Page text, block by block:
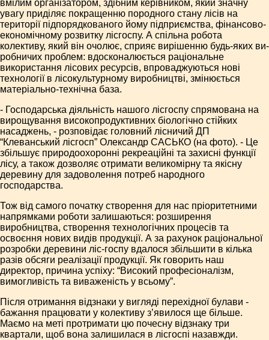
вмілим організатором, здібним керівником, який значну
увагу приділяє покращенню породного стану лісів на
території підпорядкованого йому підприємства, фінансово-
економічному розвитку лісгоспу. А спільна робота
колективу, який він очолює, сприяє вирішенню будь-яких ви-
робничих проблем: вдосконалюється раціональне
використання лісових ресурсів, впроваджуються нові
технології в лісокультурному виробництві, змінюється
матеріально-технічна база.
- Господарська діяльність нашого лісгоспу спрямована на
вирощування високопродуктивних біологічно стійких
насаджень, - розповідає головний лісничий ДП
“Клеванський лісгосп” Олександр САСЬКО (на фото). - Це
збільшує природоохоронні рекреаційні та захисні функції
лісу, а також дозволяє отримати великомірну та якісну
деревину для задоволення потреб народного
господарства.
Тож від самого початку створення для нас пріоритетними
напрямками роботи залишаються: розширення
виробництва, створення технологічних процесів та
освоєння нових видів продукції. А за рахунок раціональної
розробки деревини ліс-госпу вдалося збільшити в кілька
разів обсяги реалізації продукції. Як говорить наш
директор, причина успіху: “Високий професіоналізм,
вимогливість та виваженість у всьому”.
Після отримання відзнаки у вигляді перехідної булави -
бажання працювати у колективу з’явилося ще більше.
Маємо на меті протримати цю почесну відзнаку три
квартали, щоб вона залишилася в лісгоспі назавжди.